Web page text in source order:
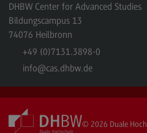
Planung und
Modulangebot
Berufsperspektiven
Rechnungswesen
DHBW Center for Advanced Studies
Bildungscampus 13
74076 Heilbronn
+49 (0)7131.3898-0
info@cas.dhbw.de
© 2026 Duale